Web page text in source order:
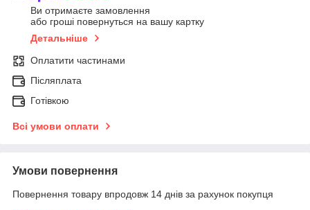
Ви отримаєте замовлення
або гроші повернуться на вашу картку
Детальніше
Оплатити частинами
Післяплата
Готівкою
Всі умови оплати
Умови повернення
Повернення товару впродовж 14 днів за рахунок покупця